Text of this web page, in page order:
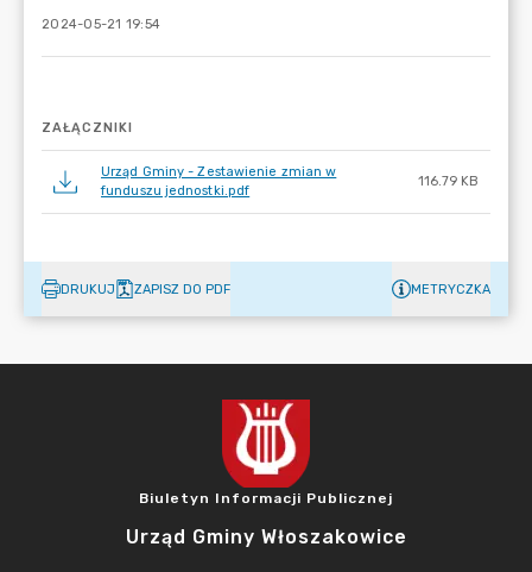
2024-05-21 19:54
ZAŁĄCZNIKI
Urząd Gminy - Zestawienie zmian w
funduszu jednostki.pdf
116.79 KB
DRUKUJ ZAPISZ DO PDF METRYCZKA
Biuletyn Informacji Publicznej
Urząd Gminy Włoszakowice